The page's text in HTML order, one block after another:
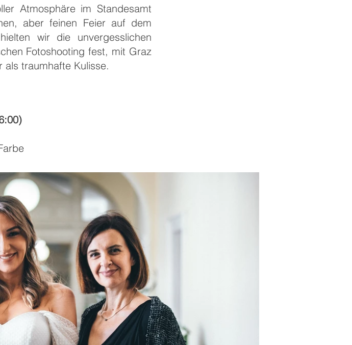
Atmosphäre im Standesamt
aber feinen Feier auf dem
wir die unvergesslichen
Fotoshooting fest, mit Graz
als traumhafte Kulisse.